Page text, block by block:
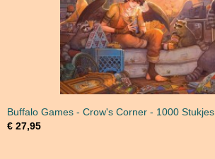
Buffalo Games - Crow's Corner - 1000 Stukjes
€ 27,95